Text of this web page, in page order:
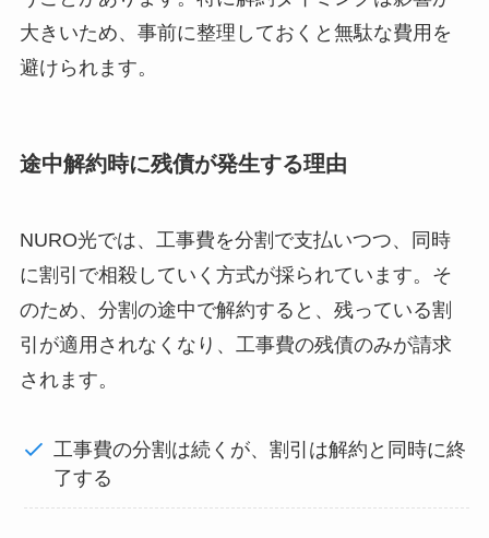
大きいため、事前に整理しておくと無駄な費用を
避けられます。
途中解約時に残債が発生する理由
NURO光では、工事費を分割で支払いつつ、同時
に割引で相殺していく方式が採られています。そ
のため、分割の途中で解約すると、残っている割
引が適用されなくなり、工事費の残債のみが請求
されます。
工事費の分割は続くが、割引は解約と同時に終
了する